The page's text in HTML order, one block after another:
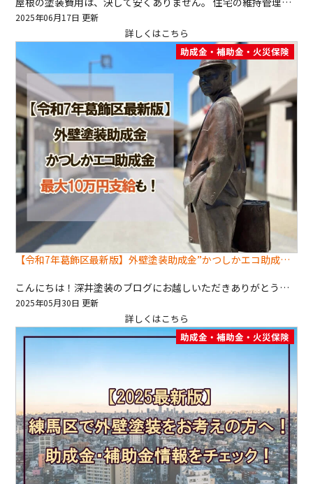
2025年06月17日 更新
詳しくはこちら
【令和7年葛飾区最新版】外壁塗装助成金”かつしかエコ助成金”のご案内 📋最大10万円支給も！
こんにちは！深井塗装のブログにお越しいただきありがとうございます☀️ 私たちは東京都内を中心に、外壁塗装・屋根塗装・防水工事などを手がける、国家資格職人による地域密着型の塗装専門店です。 「外壁塗装って高いイメージがある…」 「遮熱塗料って気になるけど、本当に効果あるの？」 「助成金が使えるって聞いたけど、どう申請すればいいの？」 そんな疑問をお持ちの方に向けて、 今回は2025年度・葛飾区の外壁塗装助成金制度（高反射率塗装）について、わかりやすく解説します💜 ̖́- この記事では、 2025年の最新葛飾区助成内容（遮熱・高反射率塗装） 条件や申請の注意点 実際におトクになるシミュレーション 深井塗装が行う申請サポートまでをまとめています。 外壁・屋根のリフォームを少しでも費用を抑えながら、高品質に仕上げたい方はぜひ最後までご覧ください📢 2025年・葛飾区の外壁塗装助成金制度とは？ 葛飾区では、省エネ・ヒートアイランド対策として、外壁や屋根に高反射率塗料（遮熱塗料）を使用する改修工事に対し、助成金を支給する制度を実施しています。 正式名称は「かつしかエコ助成金」 対象は自宅の屋根や外壁を日射反射率65％以上の塗料で塗装するリフォームで、最大10万円の助成金が受けられます。 🎯対象となる建物・工事 葛飾区内にある個人所有かつ居住している戸建て住宅 改修工事（新築は対象外） 使用する塗料が高反射率（65％以上）であること 工事着工前に申請し、承認を得ること 具体的な助成内容と金額一覧 ✅定額助成（屋根・壁ごとの固定額） 対象部位 助成金額 屋根または壁のみ 一律 5万円／戸 屋根および壁両方 一律 10万円／戸 例えば、外壁のみ遮熱塗料で塗装する場合は5万円、屋根と外壁の両方を塗装すれば10万円が支給されます。 ✅面積・費用に応じた助成（上限あり） さらに、工事内容によっては以下のいずれか少ない金額が採用されます： 計算方法 内容 経費の1/4 対象工事費の25％まで支給 面積による計算 施工面積（㎡）×1,000円 ※このいずれかの金額と定額（5万または10万）を比較し、小さい方が最終的な助成額となります。 申請にあたっての条件と注意点 助成を受けるためには、以下の条件をすべて満たす必要があります 申請者本人が居住し、建物を所有していること 特別区民税・都民税の滞納がないこと 同一物件・同一設備で過去10年以内に助成を受けていないこと 塗装前に申請が完了していること（工事後申請はNG） 💡注意点：申請は「工事の4週間前まで」に完了する必要があります！ また、納税証明書や塗料のカタログ（反射率の証明）、施工写真なども必要になるため、事前準備が肝心です。 高反射率塗装のメリットとは？ 補助金が出るとはいえ、「遮熱塗料って本当に効果あるの？」と思われる方も多いかもしれません。 深井塗装でも多くの遮熱塗装を行っていますが、実際のお客様からはこんなお声が届いています： 「夏の室内温度が明らかに下がった」 「エアコンの効きがよくなって電気代が減った」 「屋根の表面温度が触っても全然違う！」 遮熱・高反射率塗料は、紫外線や赤外線を反射して熱を溜めにくくする塗料で、住宅の断熱性・快適性を高める効果があります。 冷房費の節約にもつながる、エコで実用的な選択肢です✨ 申請が不安な方へ｜深井塗装のサポート体制 「書類が難しそう…」「役所とのやり取りが大変そう…」という声も少なくありません。 そこで、深井塗装では助成金申請を丸ごとサポートしています！ 📋申請代行サービス内容 助成制度の適用条件チェック 必要書類の準備・作成補助 反射率カタログの確認・証明書取得 写真撮影（着工前・完了後） 区役所との連絡・提出サポート 助成金制度を知り尽くした専門スタッフがいるから、申請ミスやトラブルを防げて安心です💪 【まとめ】助成金×高反射率塗料でお得に快適リフォーム！ 2025年度の葛飾区外壁塗装助成制度は、遮熱塗装やエコリフォームを考えている方にピッタリのチャンスです。 高反射率塗料を使用した屋根・壁の塗装で最大10万円支給 面積や工事費によってはさらに高額助成も可 申請には条件と事前準備が必要 深井塗装なら申請から施工まで一括サポート！ 私たち深井塗装は、外壁・屋根塗装を専門とする国家資格保有のプロ集団です。 助成金を活用したリフォームはもちろん、火災保険の申請や施工後の長期保証も万全。 丁寧な診断とご提案、そして確かな技術で、「頼んでよかった」と思える工事をお届けします。 補助金の枠には限りがありますので、お早めのご相談をおすすめします📞 まずは無料の現地調査・お見積もりからお気軽にどうぞ！
2025年05月30日 更新
詳しくはこちら
助成金・補助金・火災保険
助成金・補助金・火災保険